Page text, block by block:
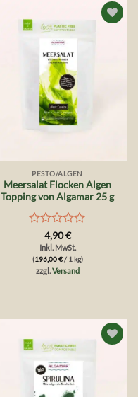
PESTO/ALGEN
Meersalat Flocken Algen
Topping von Algamar 25 g
Bewertet
mit
0
von
4,90€
Inkl. MwSt.
(196,00€/ 1 kg)
zzgl.Versand